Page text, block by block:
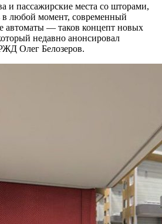
и пассажирские места со шторами,
в любой момент, современный
автоматы — таков концепт новых
недавно анонсировал
Олег Белозеров.